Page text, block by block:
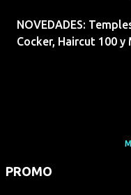
NOVEDADES:
Cocker, Haircut 100 y
PROMO